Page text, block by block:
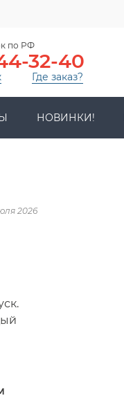
по РФ
32-40
Где заказ?
НОВИНКИ!
2026